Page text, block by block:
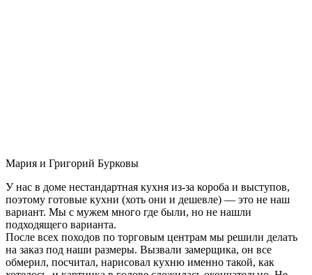
Мария и Григорий Бурковы
У нас в доме нестандартная кухня из-за короба и выступов,
поэтому готовые кухни (хоть они и дешевле) — это не наш
вариант. Мы с мужем много где были, но не нашли
подходящего варианта.
После всех походов по торговым центрам мы решили делать
на заказ под наши размеры. Вызвали замерщика, он все
обмерил, посчитал, нарисовал кухню именно такой, как